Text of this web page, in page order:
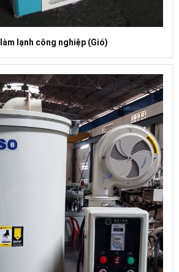
làm lạnh công nghiệp (Gió)